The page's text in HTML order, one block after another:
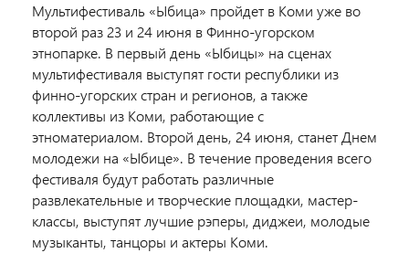
Мультифестиваль «Ыбица» пройдет в Коми уже во
второй раз 23 и 24 июня в Финно-угорском
этнопарке. В первый день «Ыбицы» на сценах
мультифестиваля выступят гости республики из
финно-угорских стран и регионов, а также
коллективы из Коми, работающие с
этноматериалом. Второй день, 24 июня, станет Днем
молодежи на «Ыбице». В течение проведения всего
фестиваля будут работать различные
развлекательные и творческие площадки, мастер-
классы, выступят лучшие рэперы, диджеи, молодые
музыканты, танцоры и актеры Коми.